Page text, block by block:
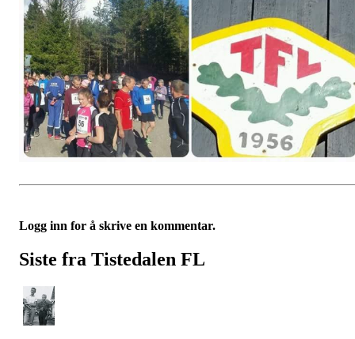
Logg inn for å skrive en kommentar.
Siste fra Tistedalen FL